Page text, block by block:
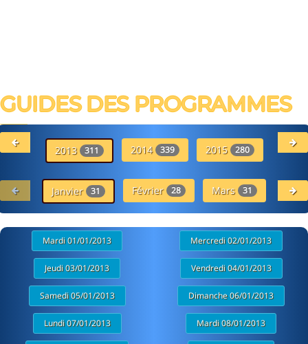
GUIDES DES PROGRAMMES
2013 311 2014 339 2015 280
Janvier 31 Février 28 Mars 31
Mardi 01/01/2013 Mercredi 02/01/2013
Jeudi 03/01/2013 Vendredi 04/01/2013
Samedi 05/01/2013 Dimanche 06/01/2013
Lundi 07/01/2013 Mardi 08/01/2013